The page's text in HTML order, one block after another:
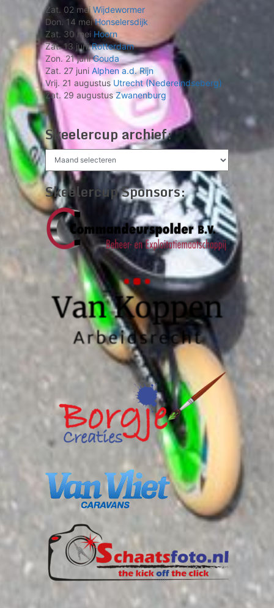
Zat. 02 mei Wijdewormer
Don. 14 meiHonselersdijk
Zat. 30 mei Hoorn
Zat. 13 juniRotterdam
Zon. 21 juniGouda
Zat. 27 juni Alphen a.d. Rijn
Vrij. 21 augustus Utrecht (Nedereindseberg)
Zat. 29 augustusZwanenburg
Skeelercup archief:
Skeelercup
archief:
Skeelercup Sponsors: